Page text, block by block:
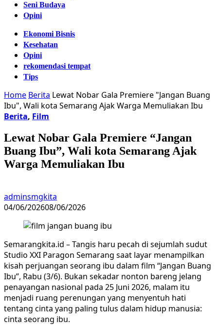
Seni Budaya
Opini
Ekonomi Bisnis
Kesehatan
Opini
rekomendasi tempat
Tips
Home Berita Lewat Nobar Gala Premiere "Jangan Buang
Ibu", Wali kota Semarang Ajak Warga Memuliakan Ibu
Berita, Film
Lewat Nobar Gala Premiere “Jangan
Buang Ibu”, Wali kota Semarang Ajak
Warga Memuliakan Ibu
adminsmgkita
04/06/202608/06/2026
Semarangkita.id – Tangis haru pecah di sejumlah sudut
Studio XXI Paragon Semarang saat layar menampilkan
kisah perjuangan seorang ibu dalam film “Jangan Buang
Ibu”, Rabu (3/6). Bukan sekadar nonton bareng jelang
penayangan nasional pada 25 Juni 2026, malam itu
menjadi ruang perenungan yang menyentuh hati
tentang cinta yang paling tulus dalam hidup manusia:
cinta seorang ibu.